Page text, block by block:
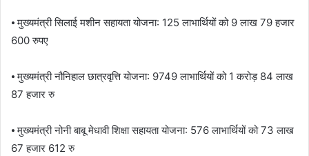
⦁ मुख्यमंत्री सिलाई मशीन सहायता योजना: 125 लाभार्थियों को 9 लाख 79 हजार
600 रुपए
⦁ मुख्यमंत्री नौनिहाल छात्रवृत्ति योजना: 9749 लाभार्थियों को 1 करोड़ 84 लाख
87 हजार रु
⦁ मुख्यमंत्री नोनी बाबू मेधावी शिक्षा सहायता योजना: 576 लाभार्थियों को 73 लाख
67 हजार 612 रु